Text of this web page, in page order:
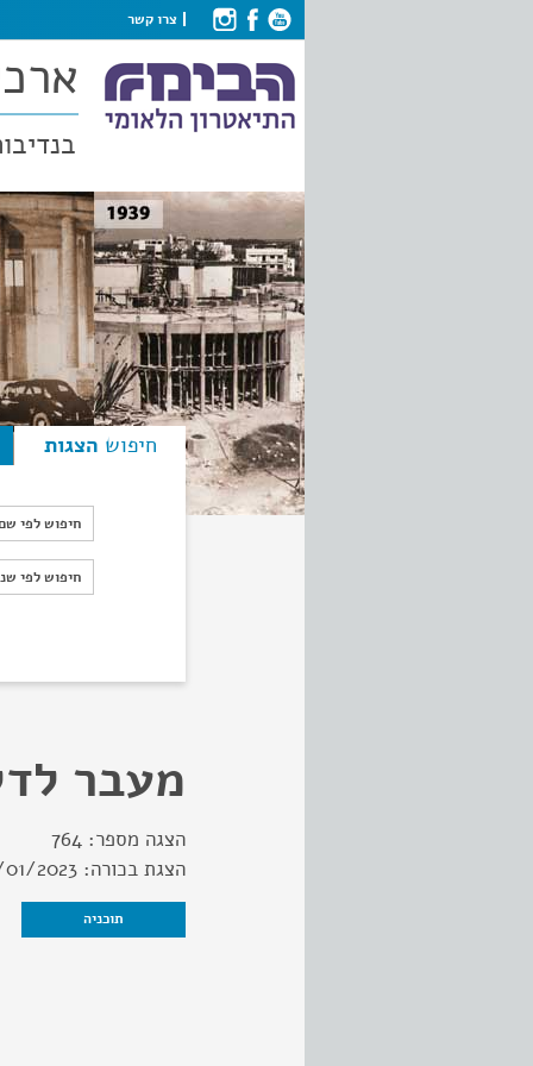
צרו קשר
חיפוש הצגות
חיפוש לפי
חיפוש לפי
חיפוש לפי
מעבר
הצגה מספר: 764
הצגת בכורה: 2023
תוכניה